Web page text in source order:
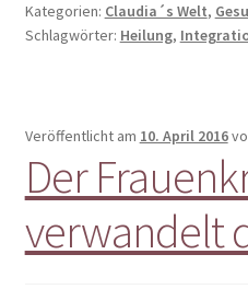
Kategorien: Claudia´s Welt,
Schlagwörter: Heilung,
Veröffentlicht am 10. April 2016
Der
verwandelt